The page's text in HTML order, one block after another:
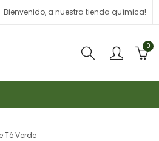
Bienvenido, a nuestra tienda química!
0
Té Verde